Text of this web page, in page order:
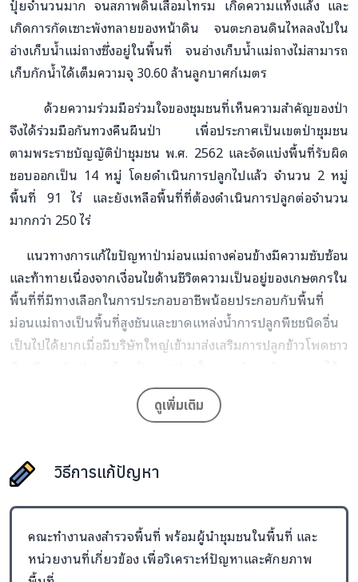
ปุ๋ยจำนวนมาก จนสภาพดินเสื่อมโทรม เกิดความแห้งแล้ง และ
เกิดการกัดเซาะพังทลายของหน้าดิน จนตะกอนดินไหลลงไปใน
อ่างเก็บน้ำแม่ถางซึ่งอยู่ในพื้นที่ จนอ่างเก็บน้ำแม่ถางไม่สามารถ
เก็บกักน้ำได้เต็มความจุ 30.60 ล้านลูกบาศก์เมตร
ด้วยความร่วมมือร่วมใจของชุมชนที่เห็นความสำคัญของป่า
จึงได้ร่วมมือกันทวงคืนผืนป่า เพื่อประกาศเป็นเขตป่าชุมชน
ตามพระราชบัญญัติป่าชุมชน พ.ศ. 2562 และจัดแบ่งพื้นที่รับผิด
ชอบออกเป็น 14 หมู่ โดยดำเนินการปลูกไปแล้ว จำนวน 2 หมู่
พื้นที่ 91 ไร่ และยังเหลือพื้นที่ที่ต้องดำเนินการปลูกต่อจำนวน
มากกว่า 250 ไร่
แนวทางการแก้ไขปัญหาป่าม่อนแม่ถางค่อนข้างมีความซับซ้อน
และท้าทายเนื่องจากเงื่อนไขด้านชีวิตความเป็นอยู่ของเกษตกรใน
พื้นที่ที่มีทางเลือกในการประกอบอาชีพน้อยประกอบกับพื้นที่
ม่อนแม่ถางเป็นพื้นที่สูงชันและขาดแหล่งน้ำการปลูกพืชชนิดอื่น
เป็นไปได้ยากเมื่อมีบริษัทใหญ่เข้ามาส่งเสริมการปลูกข้าวโพดชาว
ผลตอบแทนที่ต่ำมากก็ตามดังนั้นทางออกที่สำคัญจึงไม่ได้จบ
เพียงแค่การปลูกต้นไม้แต่ต้องทำให้ชาวบ้านในพื้นที่รักและเห็น
พร้อมๆกับการอนุรักษ์ป่าได้อย่างยั่งยืน
ดูเพิ่มเติม
วิธีการแก้ปัญหา
คณะทำงานลงสำรวจพื้นที่ พร้อมผู้นำชุมชนในพื้นที่ และ
หน่วยงานที่เกี่ยวข้อง เพื่อวิเคราะห์ปัญหาและศักยภาพ